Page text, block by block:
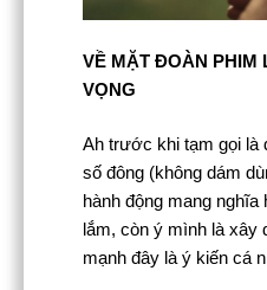
VỀ MẶT ĐOÀN PHIM
VỌNG
Ah trước khi tạm gọi là
số đông (không dám
hành động mang
lắm, còn ý mình là xây
mạnh đây là ý kiến cá